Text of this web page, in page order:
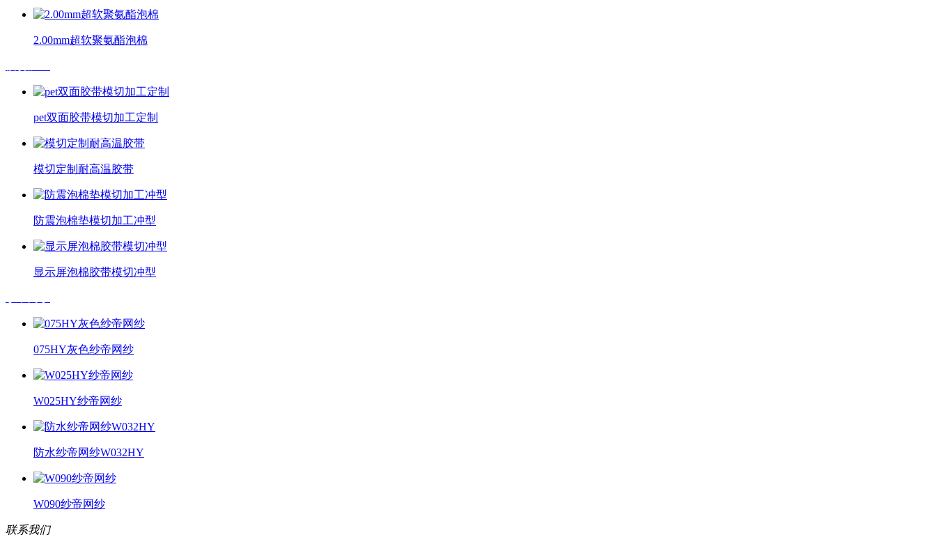
2.00mm超软聚氨酯泡棉
pet双面胶带模切加工定制
模切定制耐高温胶带
防震泡棉垫模切加工冲型
显示屏泡棉胶带模切冲型
075HY灰色纱帝网纱
W025HY纱帝网纱
防水纱帝网纱W032HY
W090纱帝网纱
联系我们